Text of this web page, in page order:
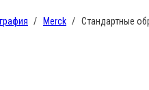
Merck Стандартные